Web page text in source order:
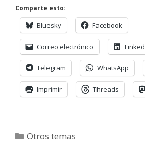
Comparte esto:
Bluesky Facebook
Correo electrónico
Telegram WhatsApp
Imprimir Threads
Categorías
Otros temas